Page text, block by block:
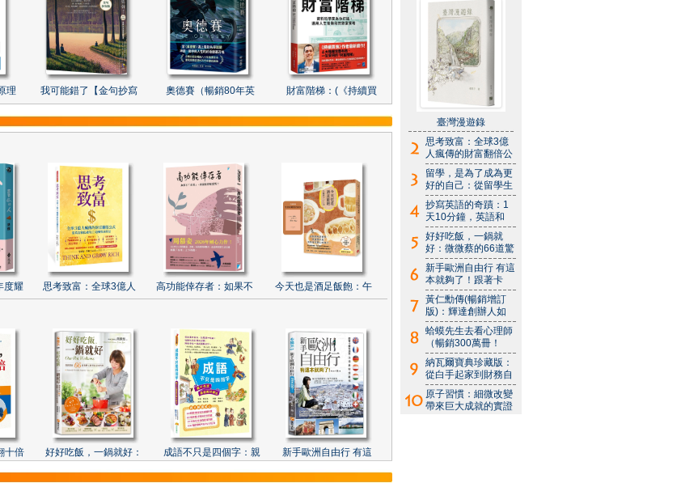
理 我可能錯了【金句抄寫 奧德賽（暢銷80年英 財富階梯：(《持續買
度耀 思考致富：全球3億人 高功能倖存者：如果不 今天也是酒足飯飽：午
十倍 好好吃飯，一鍋就好： 成語不只是四個字：親 新手歐洲自由行 有這
臺灣漫遊錄
思考致富：全球3億
人瘋傳的財富翻倍公
留學，是為了成為更
好的自己：從留學生
抄寫英語的奇蹟：1
天10分鐘，英語和
好好吃飯，一鍋就
好：微微蔡的66道驚
新手歐洲自由行 有這
本就夠了！跟著卡
黃仁勳傳(暢銷增訂
版)：輝達創辦人如
蛤蟆先生去看心理師
（暢銷300萬冊！
納瓦爾寶典珍藏版：
從白手起家到財務自
原子習慣：細微改變
帶來巨大成就的實證